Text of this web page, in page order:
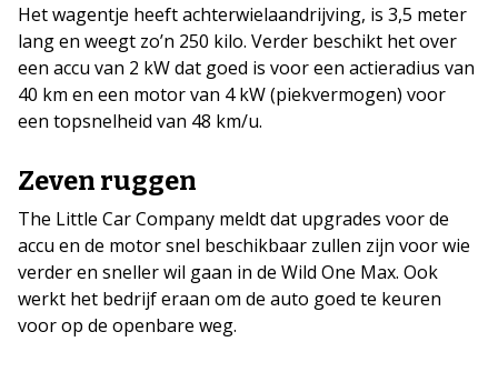
Het wagentje heeft achterwielaandrijving, is 3,5 meter
lang en weegt zo’n 250 kilo. Verder beschikt het over
een accu van 2 kW dat goed is voor een actieradius van
40 km en een motor van 4 kW (piekvermogen) voor
een topsnelheid van 48 km/u.
Zeven ruggen
The Little Car Company meldt dat upgrades voor de
accu en de motor snel beschikbaar zullen zijn voor wie
verder en sneller wil gaan in de Wild One Max. Ook
werkt het bedrijf eraan om de auto goed te keuren
voor op de openbare weg.